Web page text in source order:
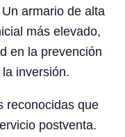
armario de alta
más elevado,
en la prevención
inversión.
reconocidas que
postventa.